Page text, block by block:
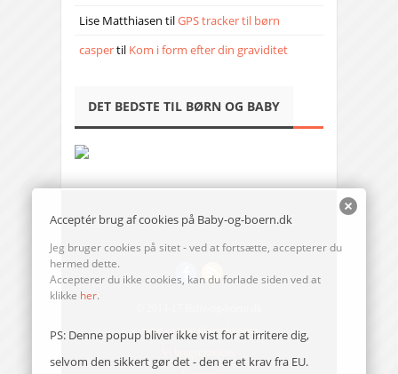
Lise Matthiasen tilGPS tracker til børn
caspertil Kom i form efter din graviditet
DET BEDSTE TIL BØRN OG BABY
Send en mail til redaktionen
Acceptér brug af cookies på Baby-og-boern.dk
Jeg bruger cookies på sitet - ved at fortsætte, accepterer du
hermed dette.
Accepterer du ikke cookies, kan du forlade siden ved at
klikke her.
PS: Denne popup bliver ikke vist for at irritere dig,
selvom den sikkert gør det - den er et krav fra EU.